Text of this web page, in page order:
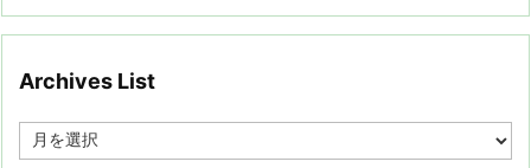
Archives List